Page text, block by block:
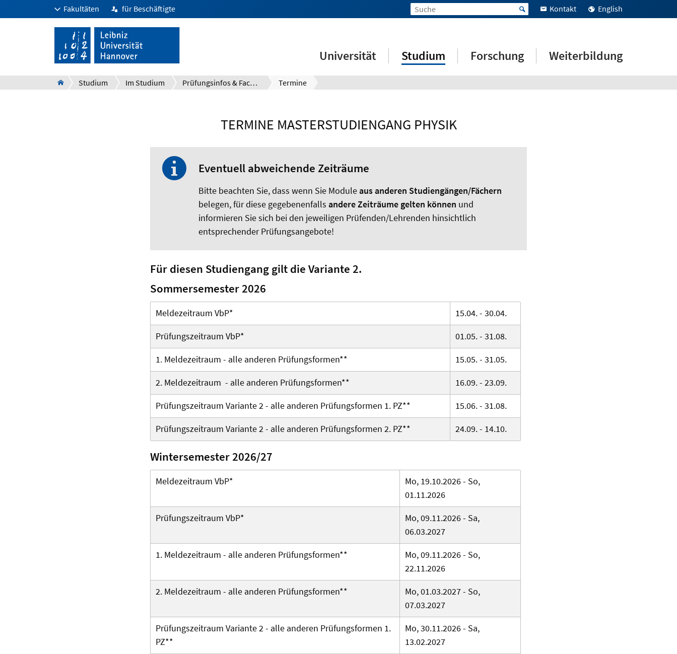
Fakultäten für Beschäftigte Kontakt English
Universität Studium Forschung Weiterbildung
Studium Im Studium Prüfungsinfos & Fachberatung Termine
TERMINE MASTERSTUDIENGANG PHYSIK
Eventuell abweichende Zeiträume
Bitte beachten Sie, dass wenn Sie Moduleaus anderen Studiengängen/Fächern
belegen, für diese gegebenenfalls andere Zeiträume gelten können und
informieren Sie sich bei den jeweiligen Prüfenden/Lehrenden hinsichtlich
entsprechender Prüfungsangebote!
Für diesen Studiengang gilt die Variante 2.
Sommersemester 2026
Meldezeitraum VbP*
15.04. - 30.04.
Prüfungszeitraum VbP*
01.05. - 31.08.
1. Meldezeitraum - alle anderen Prüfungsformen**
15.05. - 31.05.
2. Meldezeitraum - alle anderen Prüfungsformen**
16.09. - 23.09.
Prüfungszeitraum Variante 2 - alle anderen Prüfungsformen 1. PZ**
15.06. - 31.08.
Prüfungszeitraum Variante 2 - alle anderen Prüfungsformen 2. PZ**
24.09. - 14.10.
Wintersemester 2026/27
Meldezeitraum VbP*
Mo, 19.10.2026 - So,
01.11.2026
Prüfungszeitraum VbP*
Mo, 09.11.2026 - Sa,
06.03.2027
1. Meldezeitraum - alle anderen Prüfungsformen**
Mo, 09.11.2026 - So,
22.11.2026
2. Meldezeitraum - alle anderen Prüfungsformen**
Mo, 01.03.2027 - So,
07.03.2027
Prüfungszeitraum Variante 2 - alle anderen Prüfungsformen 1.
PZ**
Mo, 30.11.2026 - Sa,
13.02.2027